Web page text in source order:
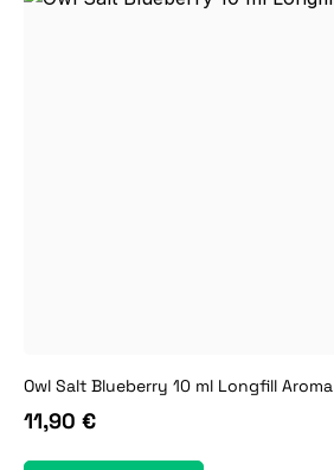
Owl Salt Blueberry 10 ml Longfill Aroma
11,90 €